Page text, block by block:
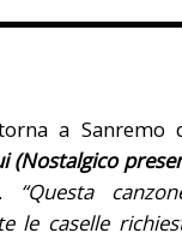
a Sanremo
(Nostalgico
“Questa
le caselle